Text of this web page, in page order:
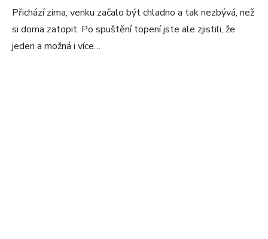
Přichází zima, venku začalo být chladno a tak nezbývá, než
si doma zatopit. Po spuštění topení jste ale zjistili, že
jeden a možná i více…